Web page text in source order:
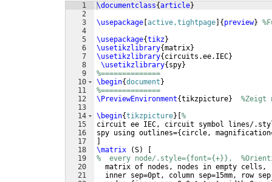
1
2
3
4
5
6
7
8
9
10
11
12
13
14
15
16
17
18
19
20
21
\documentclass{article}
\usepackage [active,tightpage] {preview}
\usepackage{tikz}
\usetikzlibrary{matrix}
\usetikzlibrary{circuits.ee.IEC}
\usetikzlibrary{spy}
%==============
\begin{document}
%==============
\PreviewEnvironment{tikzpicture}
\begin{tikzpicture} [%
circuit ee IEC, circuit symbol lines/
spy using outlines={circle,
]
\matrix
(S)
[
%  every node/.style={font={+}},
  matrix of nodes, nodes in empty cells,
inner sep=0pt, column sep=15mm, row